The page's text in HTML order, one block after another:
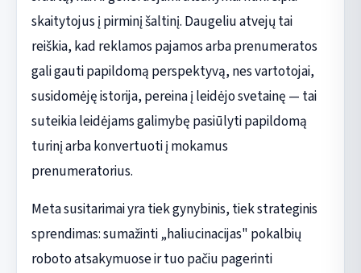
skaitytojus į pirminį šaltinį. Daugeliu atvejų tai
reiškia, kad reklamos pajamos arba prenumeratos
gali gauti papildomą perspektyvą, nes vartotojai,
susidomėję istorija, pereina į leidėjo svetainę — tai
suteikia leidėjams galimybę pasiūlyti papildomą
turinį arba konvertuoti į mokamus
prenumeratorius.
Meta susitarimai yra tiek gynybinis, tiek strateginis
sprendimas: sumažinti „haliucinacijas" pokalbių
roboto atsakymuose ir tuo pačiu pagerinti